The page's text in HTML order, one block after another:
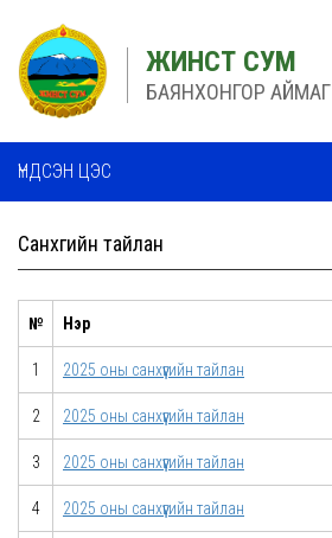
ЖИНСТ СУМ
БАЯНХОНГОР АЙМАГ
ҮНДСЭН ЦЭС
Санхүүгийн тайлан
№ Нэр
1 2025 оны санхүүгийн тайлан
2 2025 оны санхүүгийн тайлан
3 2025 оны санхүүгийн тайлан
4 2025 оны санхүүгийн тайлан